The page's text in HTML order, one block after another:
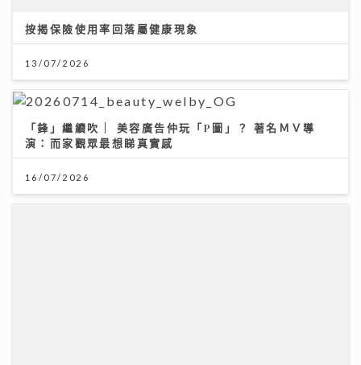
按揭保險使用率回落屬健康現象
13/07/2026
「鋒」繼續吹 | 美容廣告仲玩「P圖」？ 著名ＭＶ導
演：而家觀眾最想睇真實感
16/07/2026